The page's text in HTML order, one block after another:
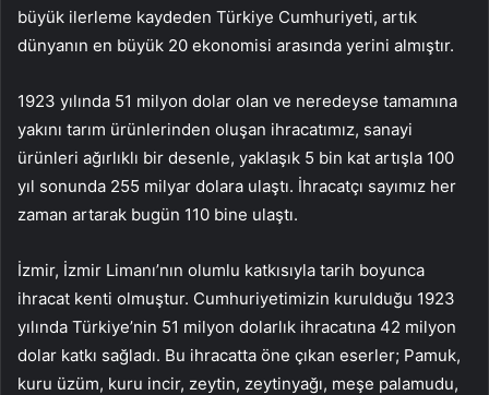
büyük ilerleme kaydeden Türkiye Cumhuriyeti, artık
dünyanın en büyük 20 ekonomisi arasında yerini almıştır.
1923 yılında 51 milyon dolar olan ve neredeyse tamamına
yakını tarım ürünlerinden oluşan ihracatımız, sanayi
ürünleri ağırlıklı bir desenle, yaklaşık 5 bin kat artışla 100
yıl sonunda 255 milyar dolara ulaştı. İhracatçı sayımız her
zaman artarak bugün 110 bine ulaştı.
İzmir, İzmir Limanı’nın olumlu katkısıyla tarih boyunca
ihracat kenti olmuştur. Cumhuriyetimizin kurulduğu 1923
yılında Türkiye’nin 51 milyon dolarlık ihracatına 42 milyon
dolar katkı sağladı. Bu ihracatta öne çıkan eserler; Pamuk,
kuru üzüm, kuru incir, zeytin, zeytinyağı, meşe palamudu,